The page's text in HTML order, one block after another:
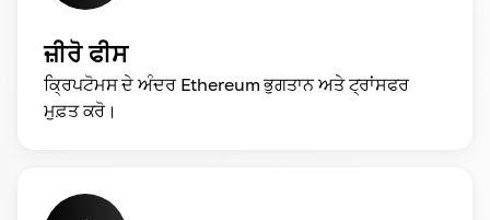
ਜ਼ੀਰੋ ਫੀਸ
ਕ੍ਰਿਪਟੋਮਸ ਦੇ ਅੰਦਰ Ethereum ਭੁਗਤਾਨ ਅਤੇ ਟ੍ਰਾਂਸਫਰ
ਮੁਫ਼ਤ ਕਰੋ।